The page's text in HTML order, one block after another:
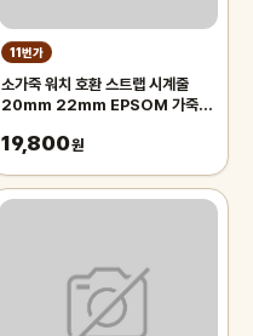
11번가
소가죽 워치 호환 스트랩 시계줄
20mm 22mm EPSOM 가죽벤
19,800원